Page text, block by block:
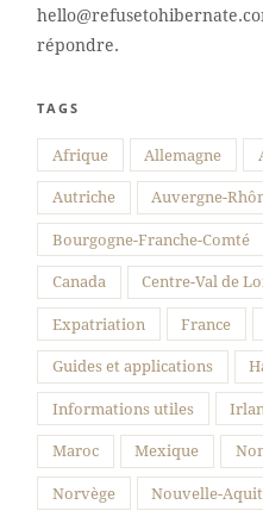
Suivre
répondre.
TAGS
Afrique Allemagne
Autriche Auvergne-
Bourgogne-Franche-Comté
Canada Centre-Val de
Expatriation France
Guides et applications
Informations utiles
Maroc Mexique
Norvège Nouvelle-